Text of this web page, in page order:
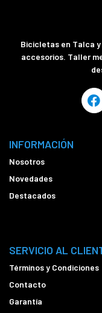
Bicicletas en Talca
accesorios. Taller
INFORMACIÓN
Nosotros
Novedades
Destacados
SERVICIO AL
Términos y Condiciones
Contacto
Garantía